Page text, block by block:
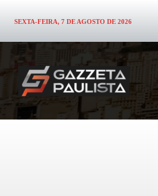
SEXTA-FEIRA, 7 DE AGOSTO DE 2026